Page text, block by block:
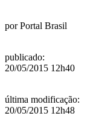
porPortal Brasil
publicado:
20/05/2015 12h40
última modificação:
20/05/2015 12h48